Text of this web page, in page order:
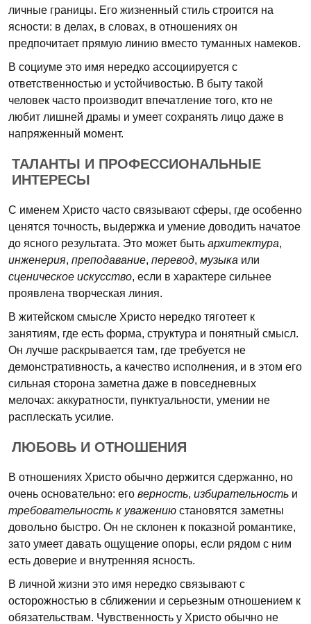
личные границы. Его жизненный стиль строится на
ясности: в делах, в словах, в отношениях он
предпочитает прямую линию вместо туманных намеков.
В социуме это имя нередко ассоциируется с
ответственностью и устойчивостью. В быту такой
человек часто производит впечатление того, кто не
любит лишней драмы и умеет сохранять лицо даже в
напряженный момент.
ТАЛАНТЫ И ПРОФЕССИОНАЛЬНЫЕ
ИНТЕРЕСЫ
С именем Христо часто связывают сферы, где особенно
ценятся точность, выдержка и умение доводить начатое
до ясного результата. Это может быть архитектура,
инженерия, преподавание, перевод, музыка или
сценическое искусство, если в характере сильнее
проявлена творческая линия.
В житейском смысле Христо нередко тяготеет к
занятиям, где есть форма, структура и понятный смысл.
Он лучше раскрывается там, где требуется не
демонстративность, а качество исполнения, и в этом его
сильная сторона заметна даже в повседневных
мелочах: аккуратности, пунктуальности, умении не
расплескать усилие.
ЛЮБОВЬ И ОТНОШЕНИЯ
В отношениях Христо обычно держится сдержанно, но
очень основательно: его верность, избирательность и
требовательность к уважению становятся заметны
довольно быстро. Он не склонен к показной романтике,
зато умеет давать ощущение опоры, если рядом с ним
есть доверие и внутренняя ясность.
В личной жизни это имя нередко связывают с
осторожностью в сближении и серьезным отношением к
обязательствам. Чувственность у Христо обычно не